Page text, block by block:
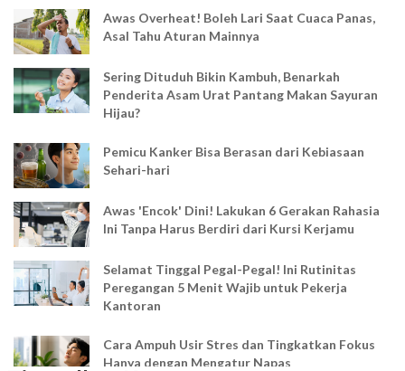
Awas Overheat! Boleh Lari Saat Cuaca Panas,
Asal Tahu Aturan Mainnya
Sering Dituduh Bikin Kambuh, Benarkah
Penderita Asam Urat Pantang Makan Sayuran
Hijau?
Pemicu Kanker Bisa Berasan dari Kebiasaan
Sehari-hari
Awas 'Encok' Dini! Lakukan 6 Gerakan Rahasia
Ini Tanpa Harus Berdiri dari Kursi Kerjamu
Selamat Tinggal Pegal-Pegal! Ini Rutinitas
Peregangan 5 Menit Wajib untuk Pekerja
Kantoran
Cara Ampuh Usir Stres dan Tingkatkan Fokus
Hanya dengan Mengatur Napas